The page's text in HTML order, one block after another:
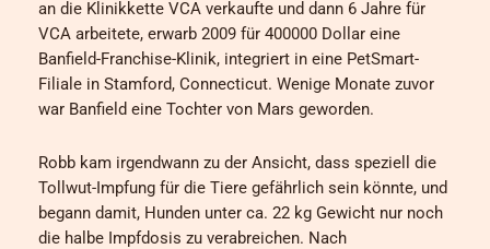
an die Klinikkette VCA verkaufte und dann 6 Jahre für
VCA arbeitete, erwarb 2009 für 400000 Dollar eine
Banfield-Franchise-Klinik, integriert in eine PetSmart-
Filiale in Stamford, Connecticut. Wenige Monate zuvor
war Banfield eine Tochter von Mars geworden.
Robb kam irgendwann zu der Ansicht, dass speziell die
Tollwut-Impfung für die Tiere gefährlich sein könnte, und
begann damit, Hunden unter ca. 22 kg Gewicht nur noch
die halbe Impfdosis zu verabreichen. Nach